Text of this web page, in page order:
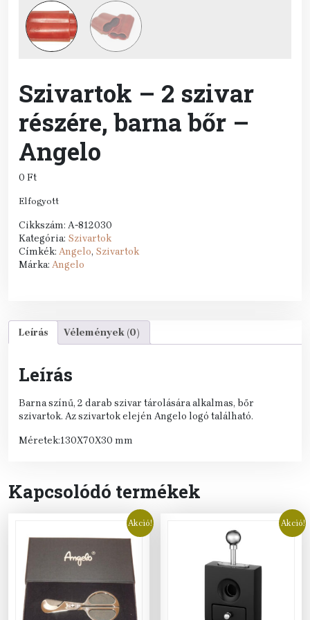
Szivartok – 2 szivar
részére, barna bőr –
Angelo
0 Ft
Elfogyott
Cikkszám: A-812030
Kategória: Szivartok
Címkék: Angelo, Szivartok
Márka: Angelo
Leírás Vélemények (0)
Leírás
Barna színű, 2 darab szivar tárolására alkalmas, bőr
szivartok. Az szivartok elején Angelo logó található.
Méretek:130X70X30 mm
Kapcsolódó termékek
Akció! Akció!